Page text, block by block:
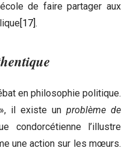
de faire partager aux
[17].
en philosophie politique.
il existe un problème de
condorcétienne l’illustre
une action sur les mœurs.